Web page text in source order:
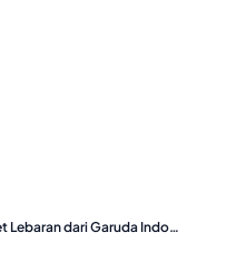
Promo Diskon Tiket Lebaran dari Garuda Indonesia, Rute…